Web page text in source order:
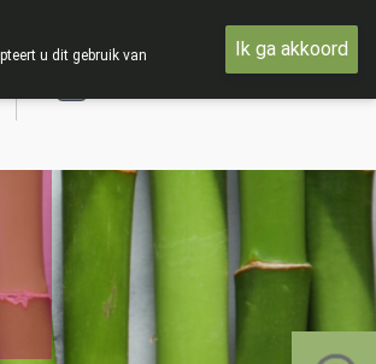
u dit gebruik van
Ik ga akkoord